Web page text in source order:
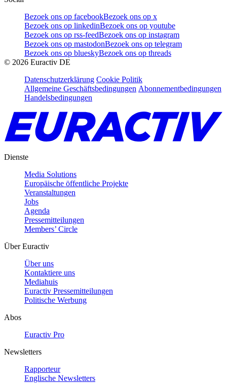
Bezoek ons op facebookBezoek ons op x
Bezoek ons op linkedinBezoek ons op youtube
Bezoek ons op rss-feedBezoek ons op instagram
Bezoek ons op mastodonBezoek ons op telegram
Bezoek ons op blueskyBezoek ons op threads
© 2026 Euractiv DE
Datenschutzerklärung Cookie Politik
Allgemeine Geschäftsbedingungen Abonnementbedingungen
Handelsbedingungen
Dienste
Media Solutions
Europäische öffentliche Projekte
Veranstaltungen
Jobs
Agenda
Pressemitteilungen
Members’ Circle
Über Euractiv
Über uns
Kontaktiere uns
Mediahuis
Euractiv Pressemitteilungen
Politische Werbung
Abos
Euractiv Pro
Newsletters
Rapporteur
Englische Newsletters